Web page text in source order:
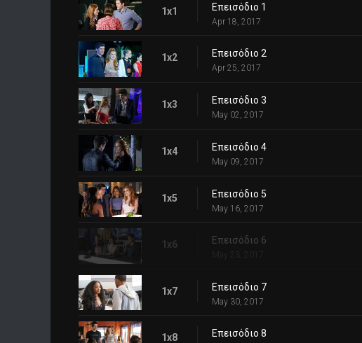
1x1 Επεισόδιο 1
Apr 18, 2017
1x2 Επεισόδιο 2
Apr 25, 2017
1x3 Επεισόδιο 3
May 02, 2017
1x4 Επεισόδιο 4
May 09, 2017
1x5 Επεισόδιο 5
May 16, 2017
1x6 Επεισόδιο 6
May 23, 2017
1x7 Επεισόδιο 7
May 30, 2017
1x8 Επεισόδιο 8